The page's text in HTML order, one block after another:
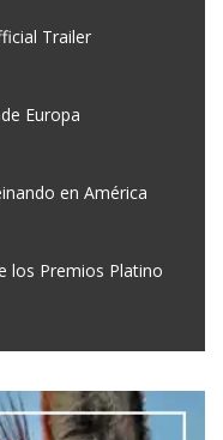
Trailer
Europa
en América
los Premios Platino